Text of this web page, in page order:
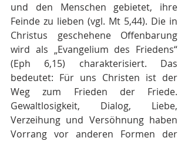
und den Menschen gebietet, ihre
Feinde zu lieben (vgl. Mt 5,44). Die in
Christus geschehene Offenbarung
wird als „Evangelium des Friedens“
(Eph 6,15) charakterisiert. Das
bedeutet: Für uns Christen ist der
Weg zum Frieden der Friede.
Gewaltlosigkeit, Dialog, Liebe,
Verzeihung und Versöhnung haben
Vorrang vor anderen Formen der